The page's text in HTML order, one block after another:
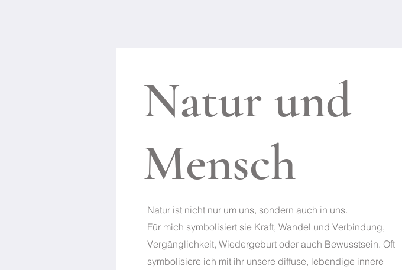
Natur und
Mensch
Natur ist nicht nur um uns, sondern auch in uns.
Für mich symbolisiert sie Kraft, Wandel und Verbindung,
Vergänglichkeit, Wiedergeburt oder auch Bewusstsein. Oft
symbolisiere ich mit ihr unsere diffuse, lebendige innere